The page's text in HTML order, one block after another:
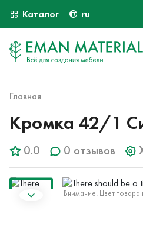
Каталог ru
Главная
Кромка 42/1
0.0 0 отзывов
Внимание! Цвет товара